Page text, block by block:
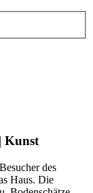
Kunst
des
Haus. Die